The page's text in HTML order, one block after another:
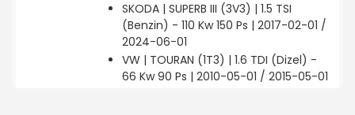
SKODA | SUPERB III (3V3) | 1.5 TSI
(Benzin) - 110 Kw 150 Ps | 2017-02-01 /
2024-06-01
VW | TOURAN (1T3) | 1.6 TDI (Dizel) -
66 Kw 90 Ps | 2010-05-01 / 2015-05-01